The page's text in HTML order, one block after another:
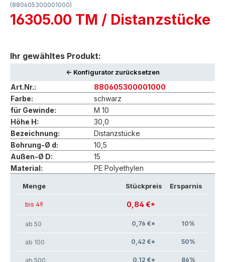
(880605300001000)
16305.00 TM / Distanzstücke
Ihr gewähltes Produkt:
<- Konfigurator zurücksetzen
Art.Nr.:
880605300001000
Farbe:
schwarz
für Gewinde:
M 10
Höhe H:
30,0
Bezeichnung:
Distanzstücke
Bohrung-Ø d:
10,5
Außen-Ø D:
15
Material:
PE Polyethylen
Menge Stückpreis Ersparnis
bis 49 0,84 €*
ab 50 0,76 €* 10%
ab 100 0,42 €* 50%
ab 500 0,12 €* 86%